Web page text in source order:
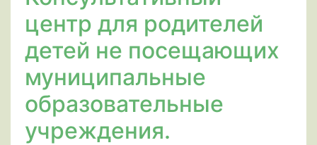
центр для родителей
детей не посещающих
муниципальные
образовательные
учреждения.